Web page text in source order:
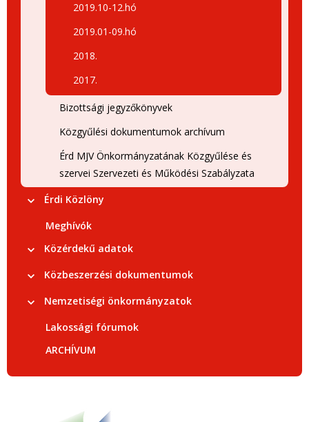
2019.10-12.hó
2019.01-09.hó
2018.
2017.
Bizottsági jegyzőkönyvek
Közgyűlési dokumentumok archívum
Érd MJV Önkormányzatának Közgyűlése és
szervei Szervezeti és Működési Szabályzata
Érdi Közlöny
Meghívók
Közérdekű adatok
Közbeszerzési dokumentumok
Nemzetiségi önkormányzatok
Lakossági fórumok
ARCHÍVUM